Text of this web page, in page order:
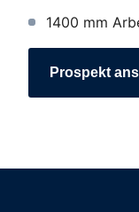
1400 mm
Prospekt